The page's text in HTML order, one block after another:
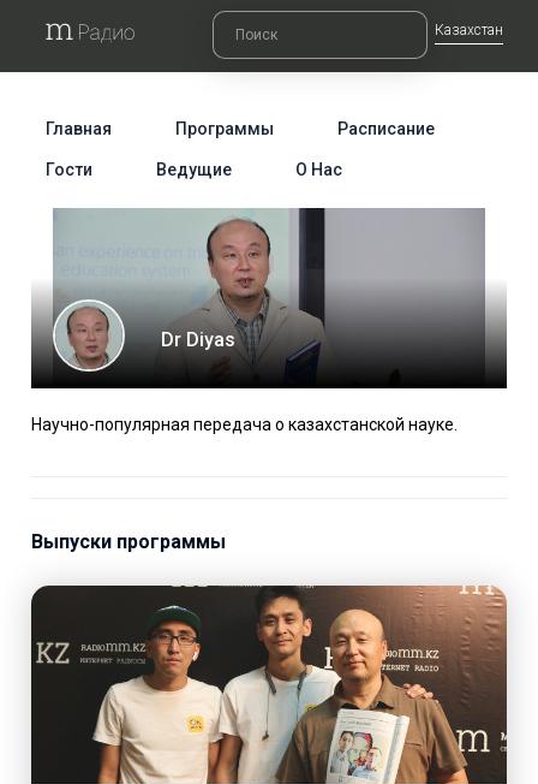
Казахстан
Главная Программы Расписание
Гости Ведущие О Нас
Dr Diyas
Научно-популярная передача о казахстанской науке.
Выпуски программы